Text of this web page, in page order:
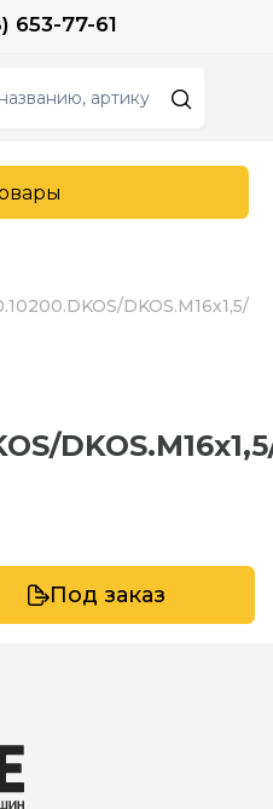
653-77-61
DKOS.М16х1,5/
Под заказ